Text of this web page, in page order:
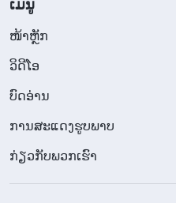
​ເມ​ນູ
​ໜ້າຫຼັກ
ວິ​ດີ​ໂອ
ບົດອ່ານ
ການສະແດງຮູບພາບ
ກ່ຽວກັບພວກເຮົາ